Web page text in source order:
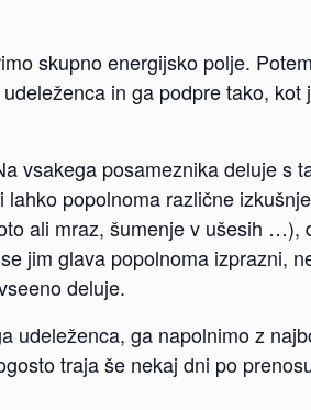
skupno energijsko polje.
in ga podpre tako,
vsakega posameznika deluje s
popolnoma različne
ali mraz, šumenje v ušesih …),
jim glava popolnoma izprazni,
deluje.
udeleženca, ga napolnimo z
traja še nekaj dni po